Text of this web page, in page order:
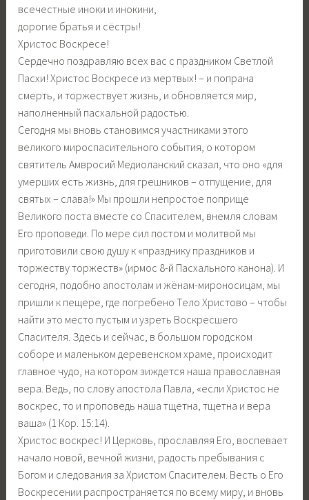
всечестные иноки и инокини,
дорогие братья и сёстры!
Христос Воскресе!
Сердечно поздравляю всех вас с праздником Светлой
Пасхи! Христос Воскресе из мертвых! – и попрана
смерть, и торжествует жизнь, и обновляется мир,
наполненный пасхальной радостью.
Сегодня мы вновь становимся участниками этого
великого мироспасительного события, о котором
святитель Амвросий Медиоланский сказал, что оно «для
умерших есть жизнь, для грешников – отпущение, для
святых – слава!» Мы прошли непростое поприще
Великого поста вместе со Спасителем, внемля словам
Его проповеди. По мере сил постом и молитвой мы
приготовили свою душу к «празднику праздников и
торжеству торжеств» (ирмос 8-й Пасхального канона). И
сегодня, подобно апостолам и жёнам-мироносицам, мы
пришли к пещере, где погребено Тело Христово – чтобы
найти это место пустым и узреть Воскресшего
Спасителя. Здесь и сейчас, в большом городском
соборе и маленьком деревенском храме, происходит
главное чудо, на котором зиждется наша православная
вера. Ведь, по слову апостола Павла, «если Христос не
воскрес, то и проповедь наша тщетна, тщетна и вера
ваша» (1 Кор. 15:14).
Христос воскрес! И Церковь, прославляя Его, воспевает
начало новой, вечной жизни, радость пребывания с
Богом и следования за Христом Спасителем. Весть о Его
Воскресении распространяется по всему миру, и вновь